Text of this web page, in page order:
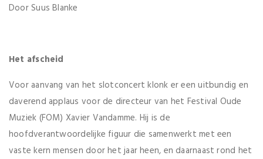
Door Suus Blanke
Het afscheid
Voor aanvang van het slotconcert klonk er een uitbundig en
daverend applaus voor de directeur van het Festival Oude
Muziek (FOM) Xavier Vandamme. Hij is de
hoofdverantwoordelijke figuur die samenwerkt met een
vaste kern mensen door het jaar heen, en daarnaast rond het